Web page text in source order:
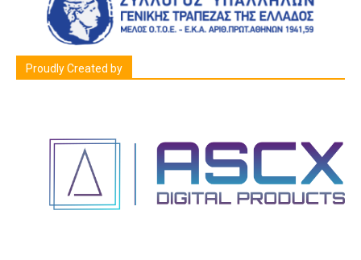
Proudly Created by